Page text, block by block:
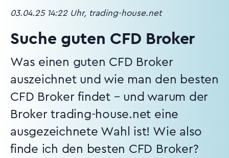
03.04.25 14:22 Uhr, trading-house.net
Suche guten CFD Broker
Was einen guten CFD Broker
auszeichnet und wie man den besten
CFD Broker findet – und warum der
Broker trading-house.net eine
ausgezeichnete Wahl ist! Wie also
finde ich den besten CFD Broker?